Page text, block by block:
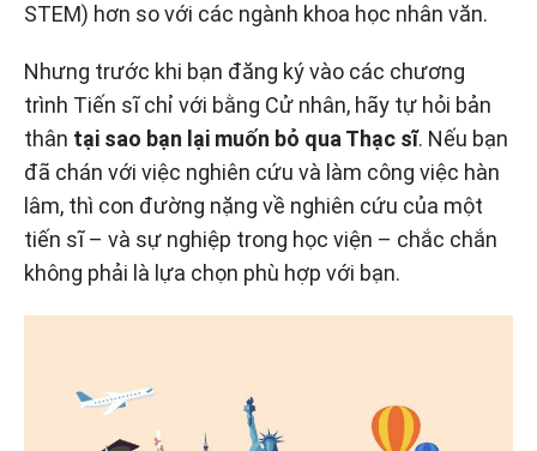
STEM) hơn so với các ngành khoa học nhân văn.
Nhưng trước khi bạn đăng ký vào các chương
trình Tiến sĩ chỉ với bằng Cử nhân, hãy tự hỏi bản
thân tại sao bạn lại muốn bỏ qua Thạc sĩ. Nếu bạn
đã chán với việc nghiên cứu và làm công việc hàn
lâm, thì con đường nặng về nghiên cứu của một
tiến sĩ – và sự nghiệp trong học viện – chắc chắn
không phải là lựa chọn phù hợp với bạn.